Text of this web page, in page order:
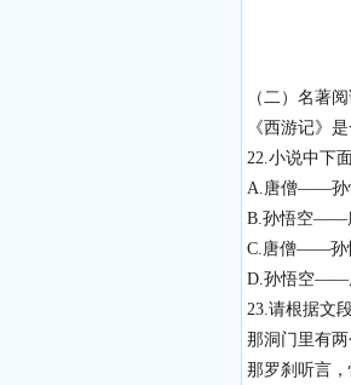
（二）名著
《西游记》
22.小说中下
A.唐僧——
B.孙悟空
C.唐僧——
D.孙悟空
23.请根据文
那洞门里有
那罗刹听言